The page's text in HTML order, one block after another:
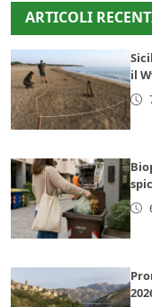
ARTICOLI
il